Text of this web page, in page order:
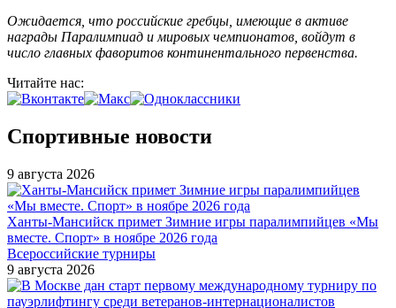
Ожидается, что российские гребцы, имеющие в активе
награды Паралимпиад и мировых чемпионатов, войдут в
число главных фаворитов континентального первенства.
Читайте нас:
Спортивные новости
9 августа 2026
Ханты-Мансийск примет Зимние игры паралимпийцев «Мы
вместе. Спорт» в ноябре 2026 года
Всероссийские турниры
9 августа 2026